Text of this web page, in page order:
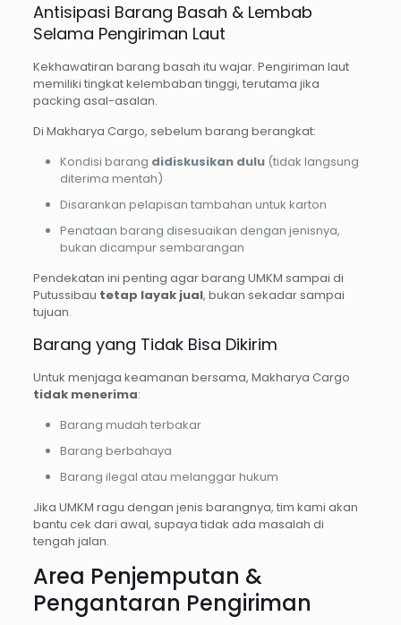
Antisipasi Barang Basah & Lembab
Selama Pengiriman Laut
Kekhawatiran barang basah itu wajar. Pengiriman laut
memiliki tingkat kelembaban tinggi, terutama jika
packing asal-asalan.
Di Makharya Cargo, sebelum barang berangkat:
Kondisi barang didiskusikan dulu(tidak langsung
diterima mentah)
Disarankan pelapisan tambahan untuk karton
Penataan barang disesuaikan dengan jenisnya,
bukan dicampur sembarangan
Pendekatan ini penting agar barang UMKM sampai di
Putussibau tetap layak jual, bukan sekadar sampai
tujuan.
Barang yang Tidak Bisa Dikirim
Untuk menjaga keamanan bersama, Makharya Cargo
tidak menerima:
Barang mudah terbakar
Barang berbahaya
Barang ilegal atau melanggar hukum
Jika UMKM ragu dengan jenis barangnya, tim kami akan
bantu cek dari awal, supaya tidak ada masalah di
tengah jalan.
Area Penjemputan &
Pengantaran Pengiriman